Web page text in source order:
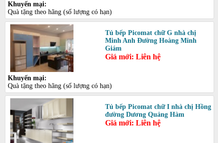
Khuyến mại:
Quà tặng theo hãng (số lượng có hạn)
Tủ bếp Picomat chữ G nhà chị
Minh Anh Đường Hoàng Minh
Giám
Giá mới: Liên hệ
Khuyến mại:
Quà tặng theo hãng (số lượng có hạn)
Tủ bếp Picomat chữ I nhà chị Hồng
đường Dương Quảng Hàm
Giá mới: Liên hệ